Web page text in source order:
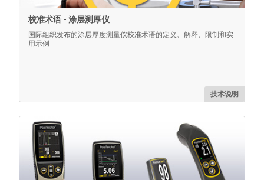
了解更多
皮带夹
校准术语 - 涂层测厚仪
国际组织发布的涂层厚度测量仪校准术语的定义、解释、限制和实
用示例
技术说明